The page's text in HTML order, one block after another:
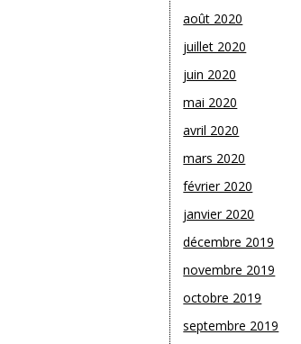
août 2020
juillet 2020
juin 2020
mai 2020
avril 2020
mars 2020
février 2020
janvier 2020
décembre 2019
novembre 2019
octobre 2019
septembre 2019